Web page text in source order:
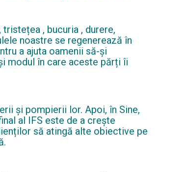
, bucuria , durere,
noastre se regenerează în
a ajuta oamenii să-și
modul în care aceste părți îi
și pompierii lor. Apoi, în Sine,
al IFS este de a crește
să atingă alte obiective pe